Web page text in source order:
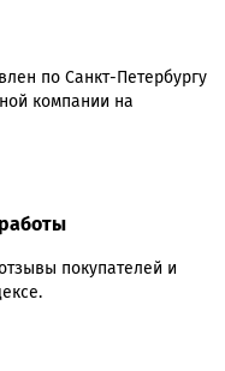
по Санкт-Петербургу
компании на
покупателей и